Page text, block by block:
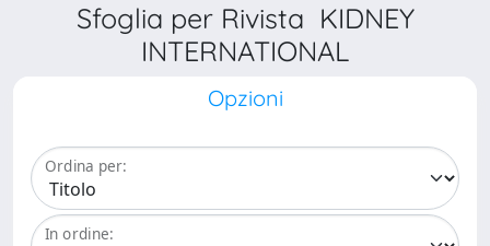
Sfoglia per Rivista KIDNEY
INTERNATIONAL
Opzioni
Ordina per:
In ordine: